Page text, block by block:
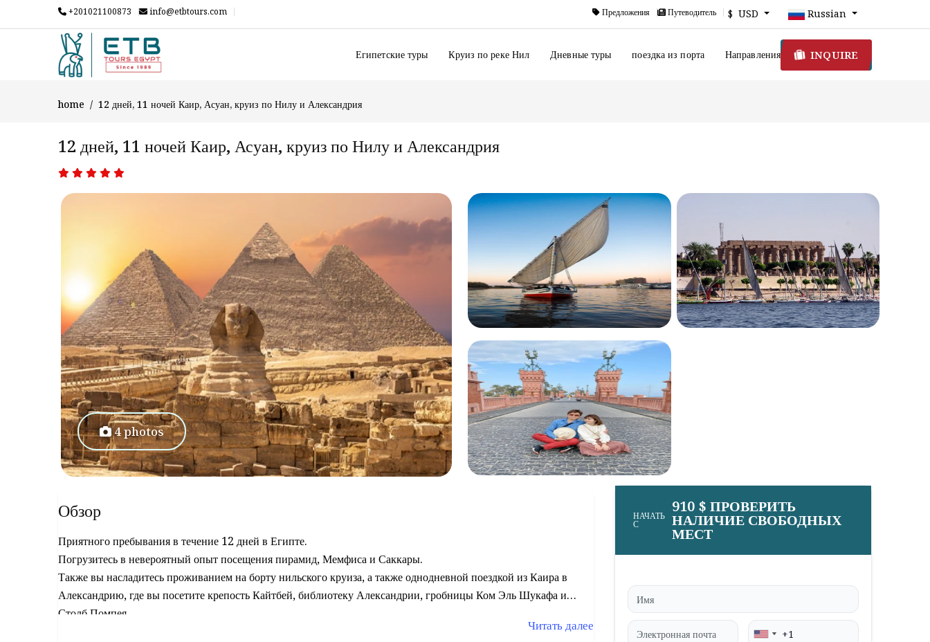
+201021100873 info@etbtours.com Предложения Путеводитель $ USD Russian
Египетские туры Круиз по реке Нил Дневные туры поездка из порта Направления INQUIRE
home 12 дней, 11 ночей Каир, Асуан, круиз по Нилу и Александрия
12 дней, 11 ночей Каир, Асуан, круиз по Нилу и Александрия
4 photos
Обзор
Приятного пребывания в течение 12 дней в Египте.
Погрузитесь в невероятный опыт посещения пирамид, Мемфиса и Саккары.
Также вы насладитесь проживанием на борту нильского круиза, а также однодневной поездкой из Каира в
Александрию, где вы посетите крепость Кайтбей, библиотеку Александрии, гробницы Ком Эль Шукафа и
Столб Помпея.
Читать далее
НАЧАТЬ
С
910 $ ПРОВЕРИТЬ
НАЛИЧИЕ СВОБОДНЫХ
МЕСТ